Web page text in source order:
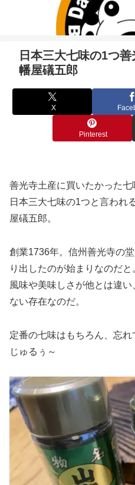
日本三大七味の1つ
幡屋礒五郎
X
Pinterest
善光寺土産に買いたかった七
日本三大七味の1つと言われ
屋礒五郎。
創業1736年。信州善光寺の
り出したのが始まりなのだと
風味や美味しさが他とは違
ない存在なのだ。
定番の七味はもちろん、忘
じゅるぅ～